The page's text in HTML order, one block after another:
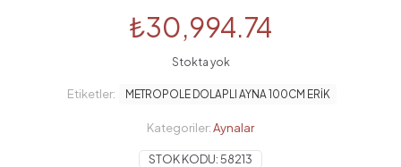
₺30,994.74
Stokta yok
STOK KODU:58213
Kategoriler:Aynalar
Etiketler: METROPOLE DOLAPLI AYNA 100CM ERİK